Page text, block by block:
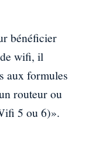
bénéficier
wifi, il
aux formules
routeur ou
5 ou 6)».